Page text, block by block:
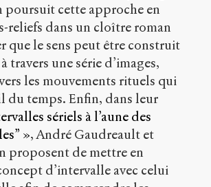
poursuit cette approche en
reliefs dans un cloître roman
que le sens peut être construit
travers une série d’images,
les mouvements rituels qui
du temps. Enfin, dans leur
sériels à l’aune des
», André Gaudreault et
proposent de mettre en
d’intervalle avec celui